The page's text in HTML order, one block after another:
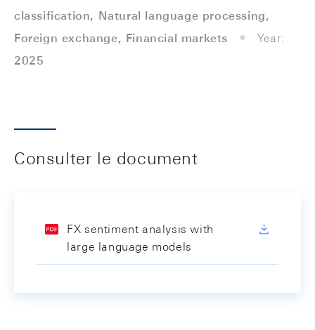
classification, Natural language processing,
Foreign exchange, Financial markets
Year:
2025
Consulter le document
FX sentiment analysis with
large language models